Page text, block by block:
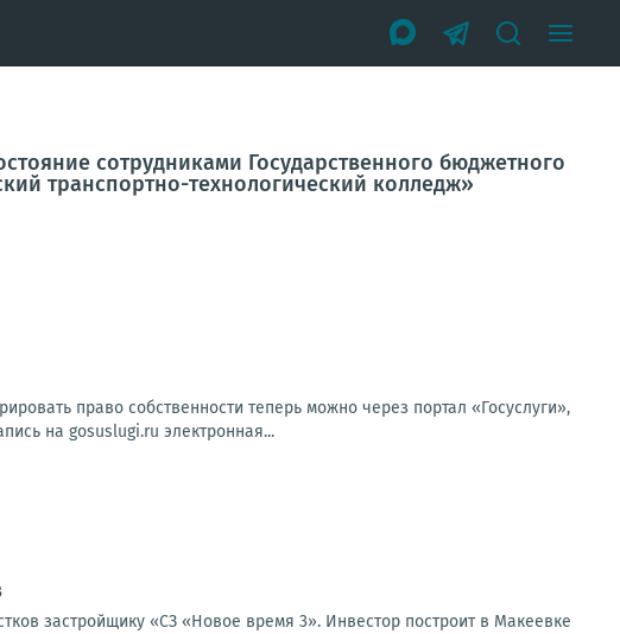
сотрудниками Государственного бюджетного
транспортно-технологический колледж»
право собственности теперь можно через портал «Госуслуги»,
на gosuslugi.ru электронная...
застройщику «СЗ «Новое время 3». Инвестор построит в Макеевке